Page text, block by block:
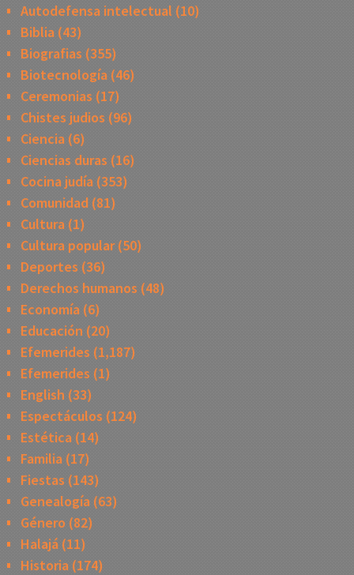
Autodefensa intelectual (10)
Biblia(43)
Biografias (355)
Biotecnología(46)
Ceremonias (17)
Chistes judios (96)
Ciencia(6)
Ciencias duras (16)
Cocina judía(353)
Comunidad(81)
Cultura(1)
Cultura popular(50)
Deportes (36)
Derechos humanos (48)
Economía(6)
Educación (20)
Efemerides (1,187)
Efemerides (1)
English (33)
Espectáculos (124)
Estética(14)
Familia(17)
Fiestas (143)
Genealogía(63)
Género (82)
Halajá(11)
Historia(174)